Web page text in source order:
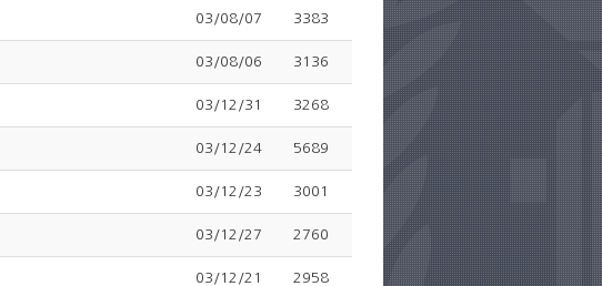
03/08/07 3383
03/08/06 3136
03/12/31 3268
03/12/24 5689
03/12/23 3001
03/12/27 2760
03/12/21 2958